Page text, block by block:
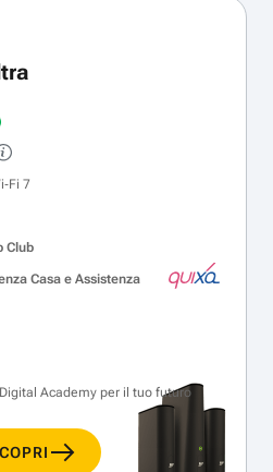
7
Club
Casa e Assistenza
Academy per il tuo futuro